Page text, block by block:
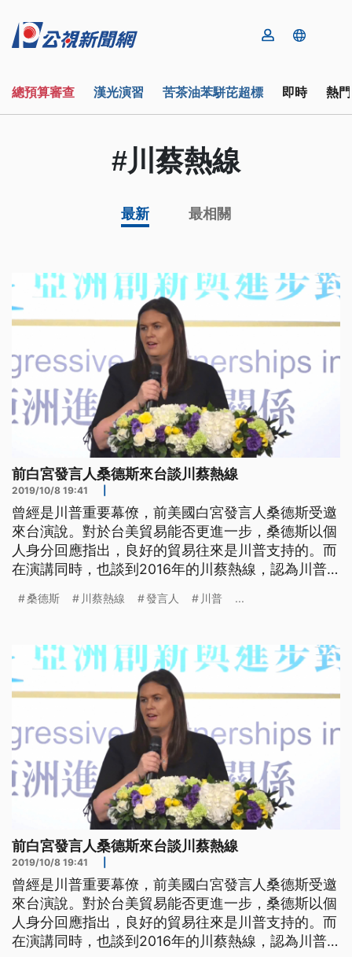
總預算審查 漢光演習 苦茶油苯駢芘超標 即時 熱
#川蔡熱線
最新 最相關
前白宮發言人桑德斯來台談川蔡熱線
2019/10/8 19:41
曾經是川普重要幕僚，前美國白宮發言人桑德斯受邀
來台演說。對於台美貿易能否更進一步，桑德斯以個
人身分回應指出，良好的貿易往來是川普支持的。而
在演講同時，也談到2016年的川蔡熱線，認為川普
「川普總統一直對中國採取強硬路線，他知道這種關
十年前，自川普總統上任以來，他為加強這種關係做
了很多艱難的工作。」 談到台美關
桑德斯 川蔡熱線 發言人 川普 ...
前白宮發言人桑德斯來台談川蔡熱線
2019/10/8 19:41
曾經是川普重要幕僚，前美國白宮發言人桑德斯受邀
來台演說。對於台美貿易能否更進一步，桑德斯以個
人身分回應指出，良好的貿易往來是川普支持的。而
在演講同時，也談到2016年的川蔡熱線，認為川普